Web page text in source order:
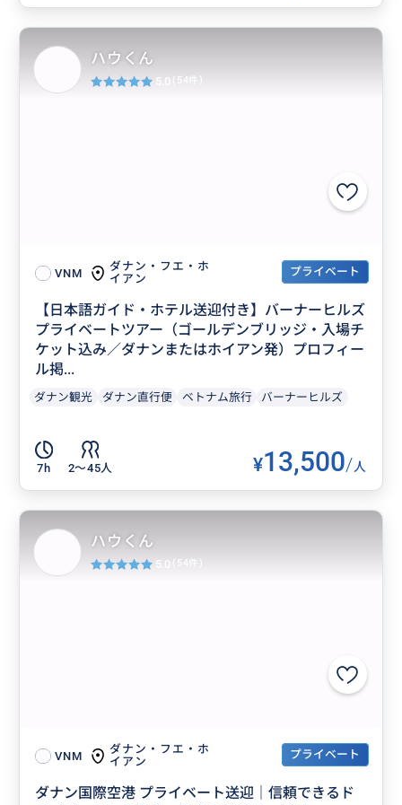
VNM
ダナン・フエ・ホ
イアン
プライベート
【日本語ガイド・ホテル送迎付き】バーナーヒルズ
プライベートツアー（ゴールデンブリッジ・入場チ
ケット込み／ダナンまたはホイアン発）プロフィー
ル掲...
ダナン観光 ダナン直行便 ベトナム旅行 バーナーヒルズ
7h 2〜45人 ¥13,500/人
ハウくん
5.0 (54件)
VNM
ダナン・フエ・ホ
イアン
プライベート
ダナン国際空港 プライベート送迎｜信頼できるド
ハウくん
5.0 (54件)